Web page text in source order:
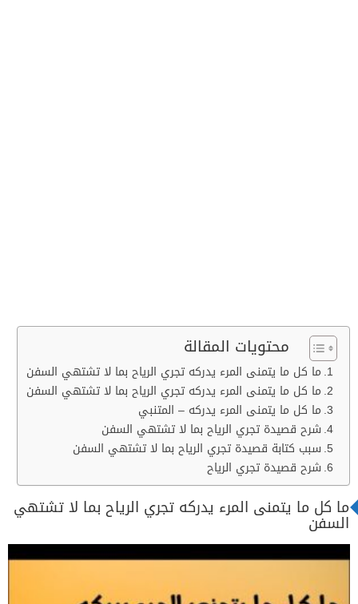
محتويات المقالة
ما كل ما يتمنى المرء يدركه تجري الرياح بما لا تشتهي السفن
ما كل ما يتمنى المرء يدركه تجري الرياح بما لا تشتهي السفن
ما كل ما يتمنى المرء يدركه – المتنبي
شرح قصيدة تجري الرياح بما لا تشتهي السفن
سبب كتابة قصيدة تجري الرياح بما لا تشتهي السفن
شرح قصيدة تجري الرياح
ما كل ما يتمنى المرء يدركه تجري الرياح بما لا تشتهي
السفن